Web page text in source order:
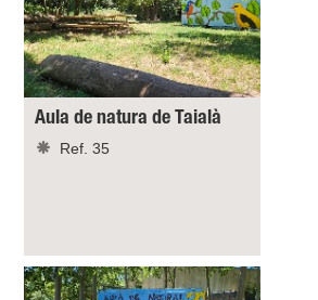
Aula de natura de Taialà
Ref. 35